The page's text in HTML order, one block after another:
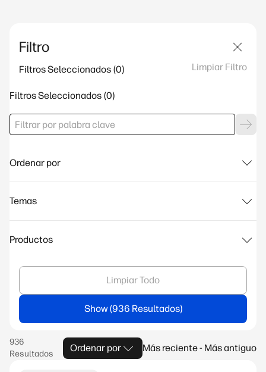
Filtro
Filtros Seleccionados Limpiar Filtro
Filtros Seleccionados
Ordenar por
Temas
Productos
Limpiar Todo
Show
Ordenar por Más reciente - Más antiguo